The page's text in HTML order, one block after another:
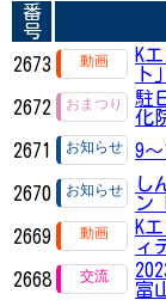
番
号
2673
K
ト」
2672
駐
化
2671
9
2670
し
ン
2669
K
ィ
2668
富